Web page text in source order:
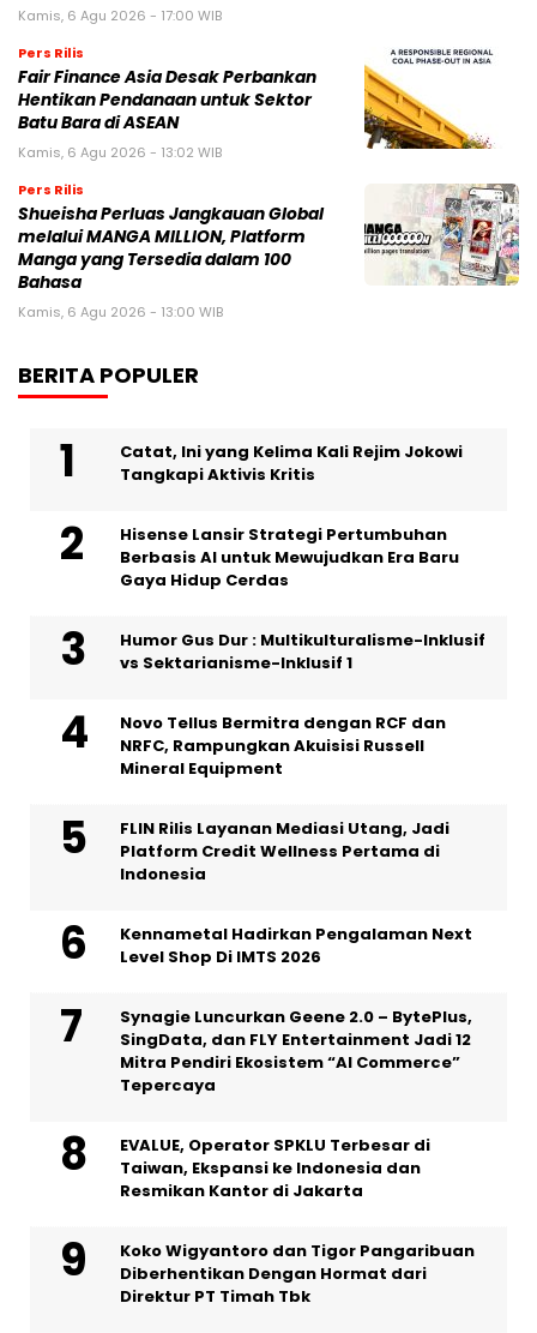
Kamis, 6 Agu 2026 - 17:00 WIB
Pers Rilis
Fair Finance Asia Desak Perbankan
Hentikan Pendanaan untuk Sektor
Batu Bara di ASEAN
Kamis, 6 Agu 2026 - 13:02 WIB
Pers Rilis
Shueisha Perluas Jangkauan Global
melalui MANGA MILLION, Platform
Manga yang Tersedia dalam 100
Bahasa
Kamis, 6 Agu 2026 - 13:00 WIB
BERITA POPULER
Catat, Ini yang Kelima Kali Rejim Jokowi
Tangkapi Aktivis Kritis
Hisense Lansir Strategi Pertumbuhan
Berbasis AI untuk Mewujudkan Era Baru
Gaya Hidup Cerdas
Humor Gus Dur : Multikulturalisme-Inklusif
vs Sektarianisme-Inklusif 1
Novo Tellus Bermitra dengan RCF dan
NRFC, Rampungkan Akuisisi Russell
Mineral Equipment
FLIN Rilis Layanan Mediasi Utang, Jadi
Platform Credit Wellness Pertama di
Indonesia
Kennametal Hadirkan Pengalaman Next
Level Shop Di IMTS 2026
Synagie Luncurkan Geene 2.0 – BytePlus,
SingData, dan FLY Entertainment Jadi 12
Mitra Pendiri Ekosistem “AI Commerce”
Tepercaya
EVALUE, Operator SPKLU Terbesar di
Taiwan, Ekspansi ke Indonesia dan
Resmikan Kantor di Jakarta
Koko Wigyantoro dan Tigor Pangaribuan
Diberhentikan Dengan Hormat dari
Direktur PT Timah Tbk